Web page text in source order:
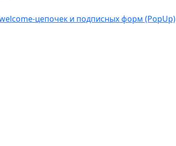
цепочек и подписных форм (PopUp)